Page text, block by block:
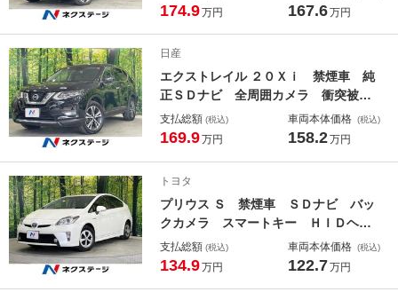
ＴＶ Ｂｌｕｅｔｏｏｔｈ再生 ＨＵ
ター ハンドルヒーター
174.9万円 167.6万円
日産
エクストレイル ２０Ｘｉ 禁煙車 純
正ＳＤナビ 全周囲カメラ 衝突被害
軽減システム レーダークルーズ 電
動リアゲート ハーフレザーシート
ヘッド
支払総額 (税込)
169.9万円
車両本体価格 (税込)
158.2万円
トヨタ
プリウス Ｓ 禁煙車 ＳＤナビ バッ
クカメラ スマートキー ＨＩＤヘッ
ド オートライト オートエアコン
Ｂｌｕｅｔｏｏｔｈ ＣＤ ＤＶＤ再
支払総額 (税込)
134.9万円
車両本体価格 (税込)
122.7万円